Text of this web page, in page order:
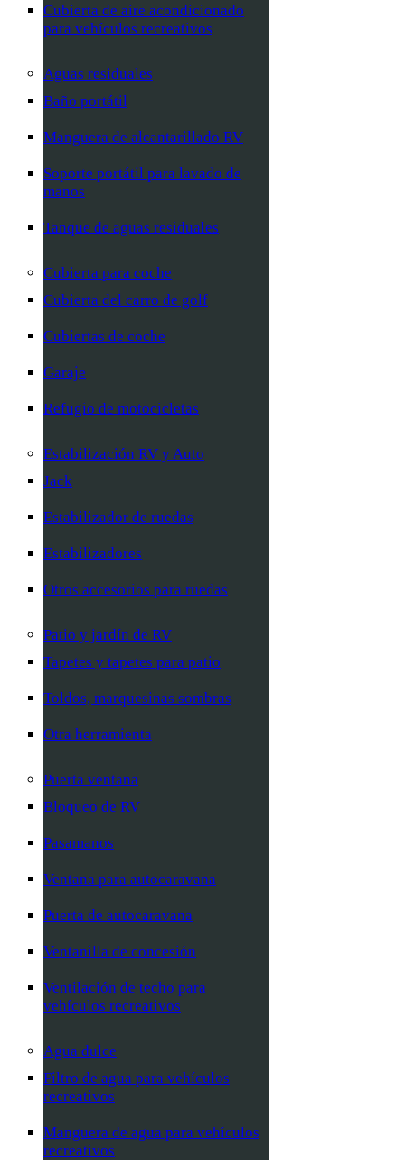
Cubierta de aire acondicionado
para vehículos recreativos
Aguas residuales
Baño portátil
Manguera de alcantarillado RV
Soporte portátil para lavado de
manos
Tanque de aguas residuales
Cubierta para coche
Cubierta del carro de golf
Cubiertas de coche
Garaje
Refugio de motocicletas
Estabilización RV y Auto
Jack
Estabilizador de ruedas
Estabilizadores
Otros accesorios para ruedas
Patio y jardín de RV
Tapetes y tapetes para patio
Toldos, marquesinas sombras
Otra herramienta
Puerta ventana
Bloqueo de RV
Pasamanos
Ventana para autocaravana
Puerta de autocaravana
Ventanilla de concesión
Ventilación de techo para
vehículos recreativos
Agua dulce
Filtro de agua para vehículos
recreativos
Manguera de agua para vehículos
recreativos